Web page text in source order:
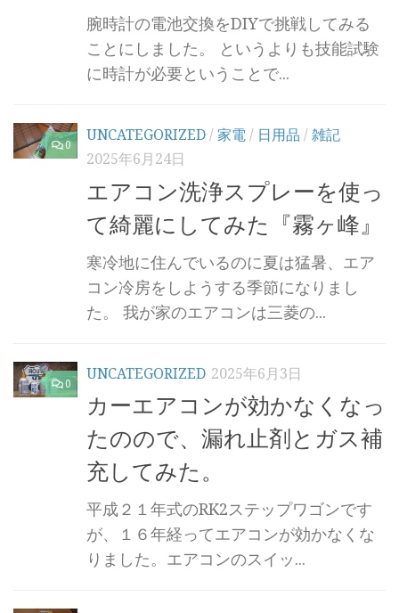
腕時計の電池交換をDIYで挑戦してみる
ことにしました。 というよりも技能試験
に時計が必要ということで...
0
UNCATEGORIZED / 家電 / 日用品 / 雑記
2025年6月24日
エアコン洗浄スプレーを使っ
て綺麗にしてみた『霧ヶ峰』
寒冷地に住んでいるのに夏は猛暑、エア
コン冷房をしようする季節になりまし
た。 我が家のエアコンは三菱の...
0
UNCATEGORIZED 2025年6月3日
カーエアコンが効かなくなっ
たのので、漏れ止剤とガス補
充してみた。
平成２１年式のRK2ステップワゴンです
が、１６年経ってエアコンが効かなくな
りました。エアコンのスイッ...